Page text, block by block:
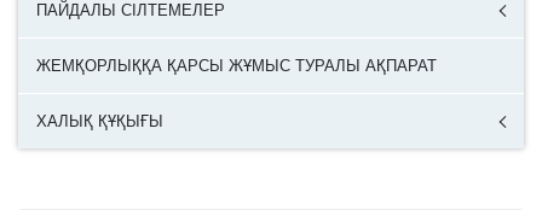
ПАЙДАЛЫ СІЛТЕМЕЛЕР
ЖЕМҚОРЛЫҚҚА ҚАРСЫ ЖҰМЫС ТУРАЛЫ АҚПАРАТ
ХАЛЫҚ ҚҰҚЫҒЫ